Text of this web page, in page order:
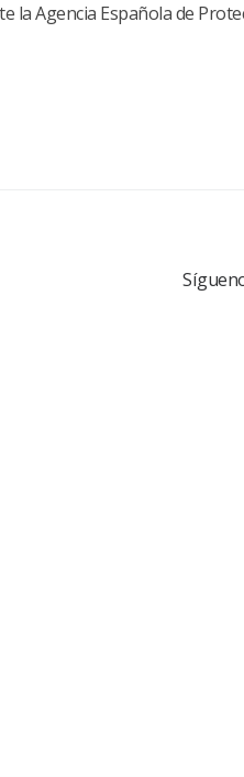
Agencia Española de